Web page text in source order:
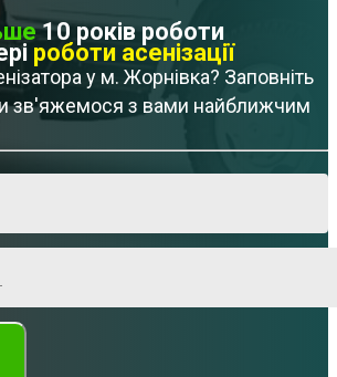
10 років роботи
роботи асенізації
у м. Жорнівка? Заповніть
зв'яжемося з вами найближчим